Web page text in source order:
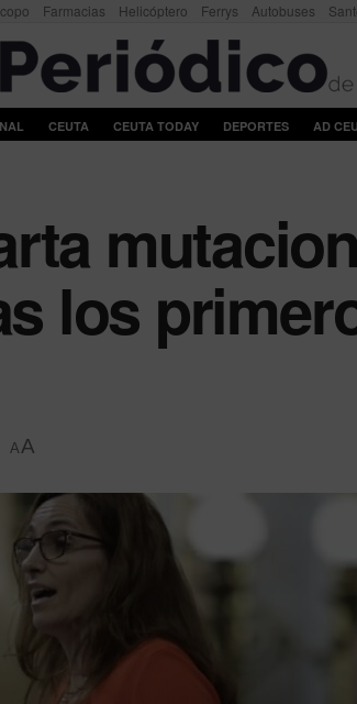
Farmacias Helicóptero Ferrys Autobuses
CEUTA CEUTA TODAY DEPORTES AD
los
AA